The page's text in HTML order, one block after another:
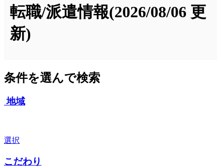
転職/派遣情報(2026/08/06 更
新)
条件を選んで検索
地域
選択
こだわり